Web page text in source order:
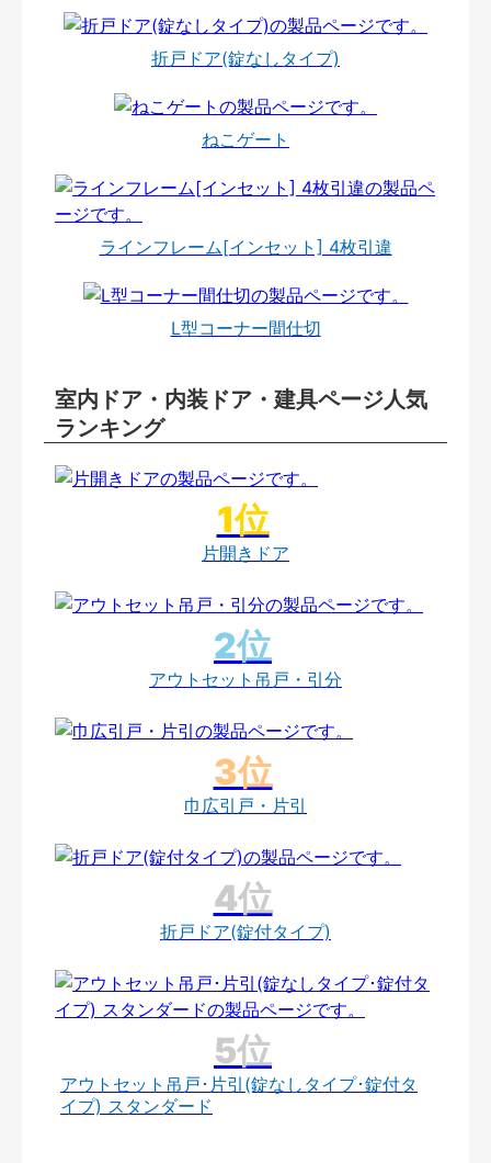
折戸ドア(錠なしタイプ)
ねこゲート
ラインフレーム[インセット] 4枚引違
L型コーナー間仕切
室内ドア・内装ドア・建具ページ人気
ランキング
片開きドア
アウトセット吊戸・引分
巾広引戸・片引
折戸ドア(錠付タイプ)
アウトセット吊戸･片引(錠なしタイプ･錠付タ
イプ) スタンダード